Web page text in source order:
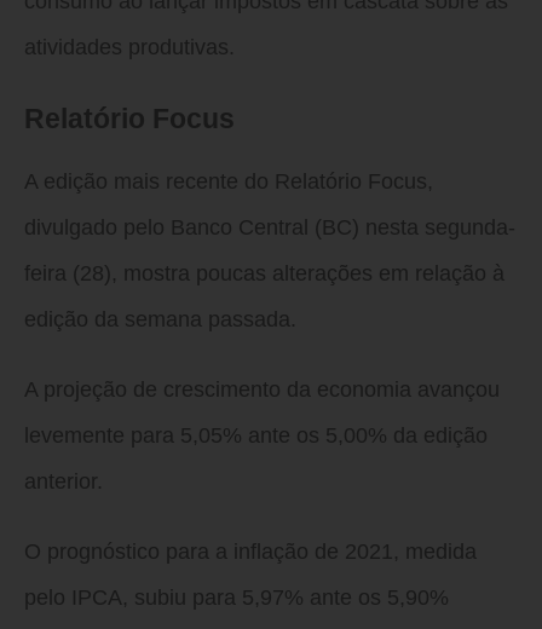
atividades produtivas.
Relatório Focus
A edição mais recente do Relatório Focus,
divulgado pelo Banco Central (BC) nesta segunda-
feira (28), mostra poucas alterações em relação à
edição da semana passada.
A projeção de crescimento da economia avançou
levemente para 5,05% ante os 5,00% da edição
anterior.
O prognóstico para a inflação de 2021, medida
pelo IPCA, subiu para 5,97% ante os 5,90%